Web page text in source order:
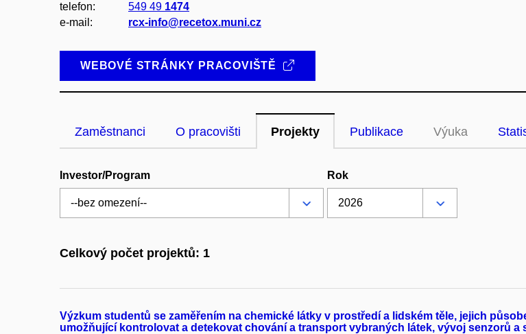
telefon:
549 49 1474
e-mail:
rcx-info@recetox.muni.cz
WEBOVÉ STRÁNKY PRACOVIŠTĚ
Zaměstnanci O pracovišti Projekty Publikace Výuka
Investor/Program Rok
Celkový počet projektů: 1
Výzkum studentů se zaměřením na chemické látky v prostředí a lidském těle, jejich
umožňující kontrolovat a detekovat chování a transport vybraných látek, vývoj senzorů a